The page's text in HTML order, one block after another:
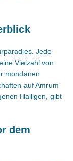
Jede
Vielzahl von
mondänen
auf Amrum
Halligen, gibt
dem